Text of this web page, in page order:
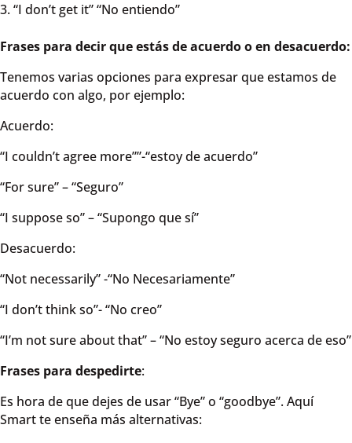
“I don’t get it” “No entiendo”
Frases para decir que estás de acuerdo o en desacuerdo:
Tenemos varias opciones para expresar que estamos de
acuerdo con algo, por ejemplo:
Acuerdo:
“I couldn’t agree more””-“estoy de acuerdo”
“For sure” – “Seguro”
“I suppose so” – “Supongo que sí”
Desacuerdo:
“Not necessarily” -“No Necesariamente”
“I don’t think so”- “No creo”
“I’m not sure about that” – “No estoy seguro acerca de eso”
Frases para despedirte:
Es hora de que dejes de usar “Bye” o “goodbye”. Aquí
Smart te enseña más alternativas: